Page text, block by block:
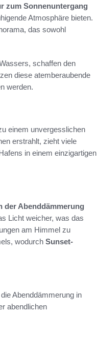
zum Sonnenuntergang
Atmosphäre bieten.
das sowohl
schaffen den
diese atemberaubende
werden.
einem unvergesslichen
erstrahlt, zieht viele
in einem einzigartigen
der Abenddämmerung
Licht weicher, was das
am Himmel zu
wodurch Sunset-
Abenddämmerung in
abendlichen